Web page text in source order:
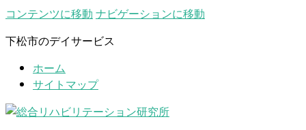
コンテンツに移動 ナビゲーションに移動
下松市のデイサービス
ホーム
サイトマップ